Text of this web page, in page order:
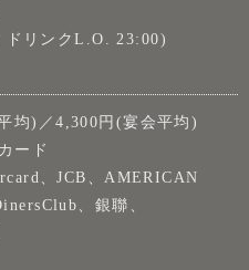
リンクL.O. 23:00)
均)／4,300円(宴会平均)
ード
、JCB、AMERICAN
、銀聯、